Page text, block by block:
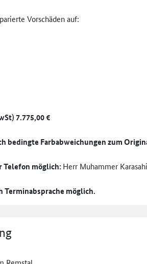
Vorschäden auf:
7.775,00 €
bedingte Farbabweichungen zum
Telefon möglich:Herr Muhammer
möglich.